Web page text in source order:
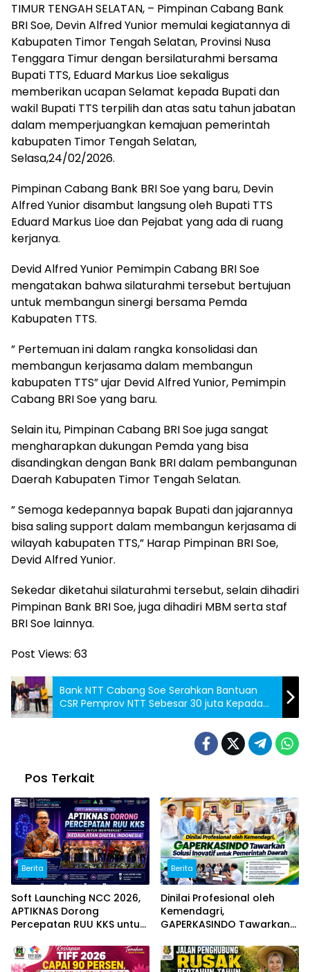
TIMUR TENGAH SELATAN, – Pimpinan Cabang Bank
BRI Soe, Devin Alfred Yunior memulai kegiatannya di
Kabupaten Timor Tengah Selatan, Provinsi Nusa
Tenggara Timur dengan bersilaturahmi bersama
Bupati TTS, Eduard Markus Lioe sekaligus
memberikan ucapan Selamat kepada Bupati dan
wakil Bupati TTS terpilih dan atas satu tahun jabatan
dalam memperjuangkan kemajuan pemerintah
kabupaten Timor Tengah Selatan,
Selasa,24/02/2026.
Pimpinan Cabang Bank BRI Soe yang baru, Devin
Alfred Yunior disambut langsung oleh Bupati TTS
Eduard Markus Lioe dan Pejabat yang ada di ruang
kerjanya.
Devid Alfred Yunior Pemimpin Cabang BRI Soe
mengatakan bahwa silaturahmi tersebut bertujuan
untuk membangun sinergi bersama Pemda
Kabupaten TTS.
” Pertemuan ini dalam rangka konsolidasi dan
membangun kerjasama dalam membangun
kabupaten TTS” ujar Devid Alfred Yunior, Pemimpin
Cabang BRI Soe yang baru.
Selain itu, Pimpinan Cabang BRI Soe juga sangat
mengharapkan dukungan Pemda yang bisa
disandingkan dengan Bank BRI dalam pembangunan
Daerah Kabupaten Timor Tengah Selatan.
” Semoga kedepannya bapak Bupati dan jajarannya
bisa saling support dalam membangun kerjasama di
wilayah kabupaten TTS,” Harap Pimpinan BRI Soe,
Devid Alfred Yunior.
Sekedar diketahui silaturahmi tersebut, selain dihadiri
Pimpinan Bank BRI Soe, juga dihadiri MBM serta staf
BRI Soe lainnya.
Post Views: 63
Bank NTT Cabang Soe Serahkan Bantuan
CSR Pemprov NTT Sebesar 30 juta Kepada
Kapela St. Andreas Enoana
Pos Terkait
Berita
Soft Launching NCC 2026,
APTIKNAS Dorong
Percepatan RUU KKS untuk
Digital Indonesia
Berita
Dinilai Profesional oleh
Kemendagri,
GAPERKASINDO Tawarkan
Pemerintah Daerah